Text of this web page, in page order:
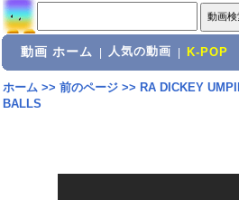
動画 ホーム 人気の動画 K-POP
ホーム>> 前のページ>> RA DICKEY
BALLS